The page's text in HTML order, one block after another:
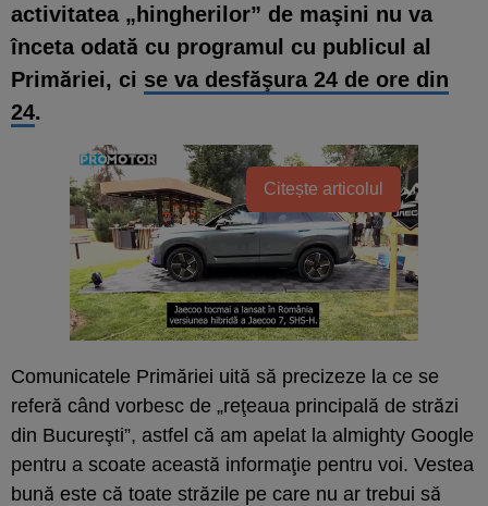
activitatea „hingherilor” de maşini nu va
înceta odată cu programul cu publicul al
Primăriei, ci se va desfăşura 24 de ore din
24.
Citește articolul
Comunicatele Primăriei uită să precizeze la ce se
referă când vorbesc de „reţeaua principală de străzi
din Bucureşti”, astfel că am apelat la almighty Google
pentru a scoate această informaţie pentru voi. Vestea
bună este că toate străzile pe care nu ar trebui să